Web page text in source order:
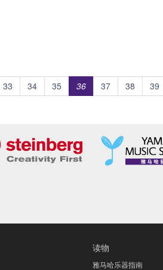
33 34 35 36 37 38 39
读物
雅马哈乐器指南